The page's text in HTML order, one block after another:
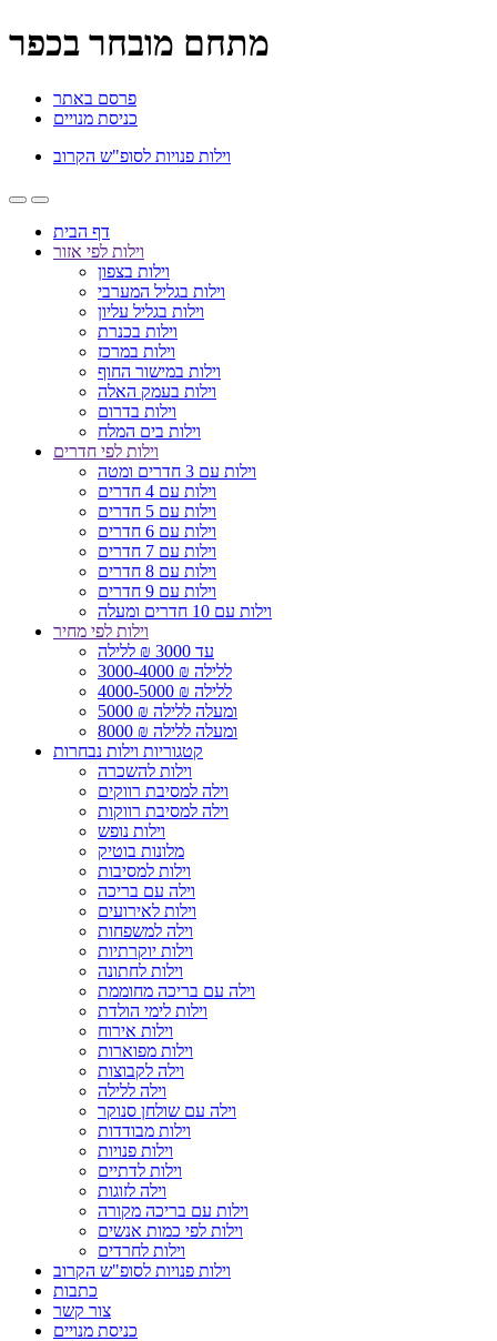
מתחם מובחר בכפר
פרסם באתר
כניסת מנויים
וילות פנויות לסופ"ש הקרוב
דף הבית
וילות לפי אזור
וילות בצפון
וילות בגליל המערבי
וילות בגליל עליון
וילות בכנרת
וילות במרכז
וילות במישור החוף
וילות בעמק האלה
וילות בדרום
וילות בים המלח
וילות לפי חדרים
וילות עם 3 חדרים ומטה
וילות עם 4 חדרים
וילות עם 5 חדרים
וילות עם 6 חדרים
וילות עם 7 חדרים
וילות עם 8 חדרים
וילות עם 9 חדרים
וילות עם 10 חדרים ומעלה
וילות לפי מחיר
עד 3000 ₪ ללילה
3000-4000 ₪ ללילה
4000-5000 ₪ ללילה
5000 ₪ ומעלה ללילה
8000 ₪ ומעלה ללילה
קטגוריות וילות נבחרות
וילות להשכרה
וילה למסיבת רווקים
וילה למסיבת רווקות
וילות נופש
מלונות בוטיק
וילות למסיבות
וילה עם בריכה
וילות לאירועים
וילה למשפחות
וילות יוקרתיות
וילות לחתונה
וילה עם בריכה מחוממת
וילות לימי הולדת
וילות אירוח
וילות מפוארות
וילה לקבוצות
וילה ללילה
וילה עם שולחן סנוקר
וילות מבודדות
וילות פנויות
וילות לדתיים
וילה לזוגות
וילות עם בריכה מקורה
וילות לפי כמות אנשים
וילות לחרדים
וילות פנויות לסופ"ש הקרוב
כתבות
צור קשר
כניסת מנויים